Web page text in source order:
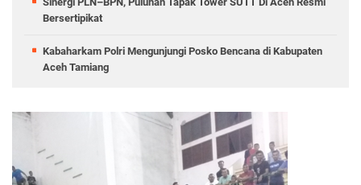
Bersertipikat
Kabaharkam Polri Mengunjungi Posko Bencana di Kabupaten
Aceh Tamiang